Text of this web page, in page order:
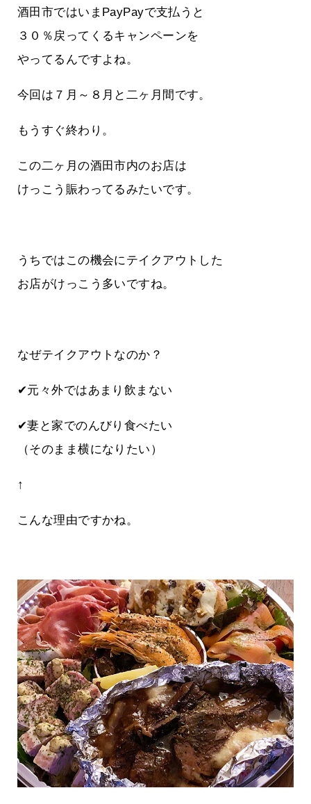
酒田市ではいまPayPayで支払うと
３０％戻ってくるキャンペーンを
やってるんですよね。
今回は７月～８月と二ヶ月間です。
もうすぐ終わり。
この二ヶ月の酒田市内のお店は
けっこう賑わってるみたいです。
うちではこの機会にテイクアウトした
お店がけっこう多いですね。
なぜテイクアウトなのか？
✔元々外ではあまり飲まない
✔妻と家でのんびり食べたい
（そのまま横になりたい）
↑
こんな理由ですかね。